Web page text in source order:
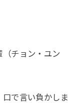
（チョン・ユン
で言い負かしま